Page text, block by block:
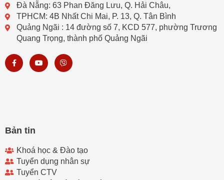
Đà Nẵng: 63 Phan Đăng Lưu, Q. Hải Châu,
TPHCM: 4B Nhất Chi Mai, P. 13, Q. Tân Bình
Quảng Ngãi : 14 đường số 7, KCD 577, phường Trương
Quang Trọng, thành phố Quảng Ngãi
F
a
c
Y
o
u
V
i
b
Bản tin
Khoá học & Đào tạo
Tuyển dụng nhân sự
Tuyển CTV